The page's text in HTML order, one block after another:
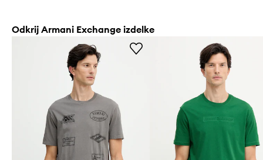
Odkrij Armani Exchange izdelke